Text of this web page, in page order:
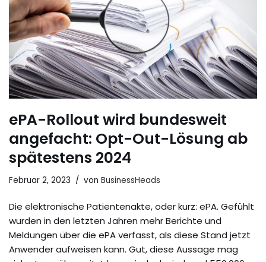
ePA-Rollout wird bundesweit
angefacht: Opt-Out-Lösung ab
spätestens 2024
Februar 2, 2023 von BusinessHeads
Die elektronische Patientenakte, oder kurz: ePA. Gefühlt
wurden in den letzten Jahren mehr Berichte und
Meldungen über die ePA verfasst, als diese Stand jetzt
Anwender aufweisen kann. Gut, diese Aussage mag